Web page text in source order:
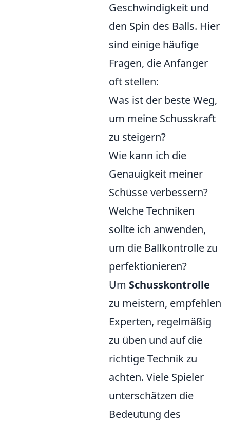
Geschwindigkeit und
den Spin des Balls. Hier
sind einige häufige
Fragen, die Anfänger
oft stellen:
Was ist der beste Weg,
um meine Schusskraft
zu steigern?
Wie kann ich die
Genauigkeit meiner
Schüsse verbessern?
Welche Techniken
sollte ich anwenden,
um die Ballkontrolle zu
perfektionieren?
Um Schusskontrolle
zu meistern, empfehlen
Experten, regelmäßig
zu üben und auf die
richtige Technik zu
achten. Viele Spieler
unterschätzen die
Bedeutung des